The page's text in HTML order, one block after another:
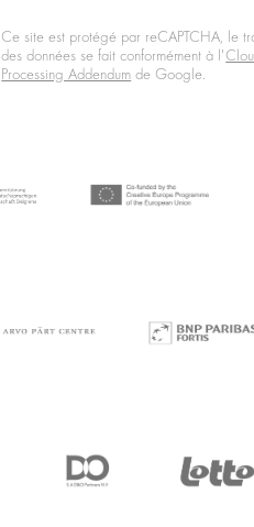
Ce site est protégé par reCAPTCHA, le
des données se fait conformément à l'
Processing Addendum de Google.